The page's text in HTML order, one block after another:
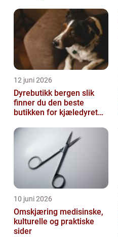
12 juni 2026
Dyrebutikk bergen slik
finner du den beste
butikken for kjæledyret
10 juni 2026
Omskjæring medisinske,
kulturelle og praktiske
sider